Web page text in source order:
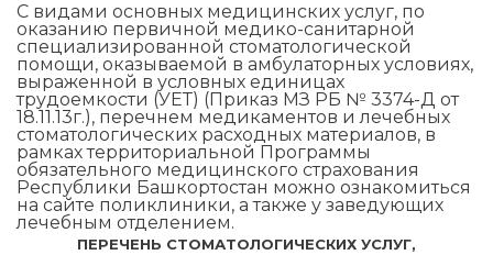
С видами основных медицинских услуг, по
оказанию первичной медико-санитарной
специализированной стоматологической
помощи, оказываемой в амбулаторных условиях,
выраженной в условных единицах
трудоемкости (УЕТ) (Приказ МЗ РБ № 3374-Д от
18.11.13г.), перечнем медикаментов и лечебных
стоматологических расходных материалов, в
рамках территориальной Программы
обязательного медицинского страхования
Республики Башкортостан можно ознакомиться
на сайте поликлиники, а также у заведующих
лечебным отделением.
ПЕРЕЧЕНЬ СТОМАТОЛОГИЧЕСКИХ УСЛУГ,